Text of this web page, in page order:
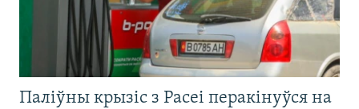
Паліўны крызіс з Расеі перакінуўся на